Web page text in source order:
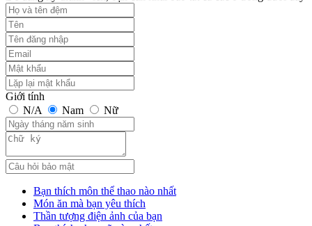
Giới tính
N/A
Nam Nữ
Bạn thích môn thể thao nào nhất
Món ăn mà bạn yêu thích
Thần tượng điện ảnh của bạn